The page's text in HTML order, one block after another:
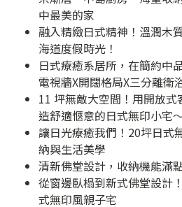
中最美的家
融入精緻日式精神！溫潤木
海道度假時光！
日式療癒系居所，在簡約中
電視牆X開闊格局X三分離衛
11 坪無敵大空間！用開放
造舒適愜意的日式無印小宅
讓日光療癒我們！20坪日式
納與生活美學
清新佛堂設計，收納機能滿
從窗邊臥榻到新式佛堂設計
式無印風親子宅